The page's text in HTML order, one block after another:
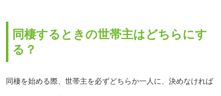
同棲するときの世帯主はどちらにす
る？
同棲を始める際、世帯主を必ずどちらか一人に、決めなければ